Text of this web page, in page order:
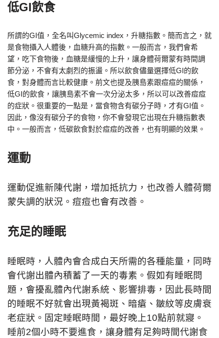
低GI飲食
所謂的GI值，全名叫Glycemic index，升糖指數。簡而言之，就
是食物攝入人體後，血糖升高的指數。一般而言，我們會希
望，吃下食物後，血糖是緩慢的上升，讓身體荷爾蒙有時間調
節分泌，不會有太劇烈的振盪。所以飲食儘量選擇低GI的飲
食，對身體而言比較健康。前文也提及胰島素跟痘痘的關係，
低GI的飲食，讓胰島素不會一次分泌太多，所以可以改善痘痘
的症狀。很重要的一點是，當食物含有碳分子時，才有GI值。
因此，像沒有碳分子的食物，你不會發現它出現在升糖指數表
中。一般而言，低碳飲食對於痘痘的改善，也有明顯的效果。
運動
運動促進新陳代謝，增加抵抗力，也改善人體荷爾
蒙失調的狀況。痘痘也會有改善。
充足的睡眠
睡眠時，人體內會合成白天所需的各種能量，同時
會代謝出體內積蓄了一天的毒素。假如有睡眠問
題，會擾亂體內代謝系統、影響排毒，因此長時間
的睡眠不好就會出現黃褐斑、暗瘡、皺紋等皮膚衰
老症狀。固定睡眠時間，最好晚上10點前就寢。
睡前2個小時不要進食，讓身體有足夠時間代謝食